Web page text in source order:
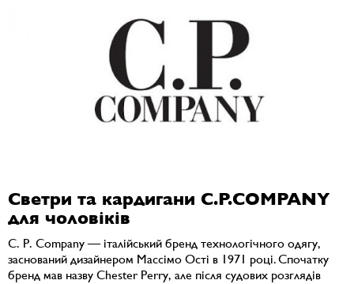
Светри та кардигани C.P.COMPANY
для чоловіків
C. P. Company — італійський бренд технологічного одягу,
заснований дизайнером Массімо Ості в 1971 році. Спочатку
бренд мав назву Chester Perry, але після судових розглядів